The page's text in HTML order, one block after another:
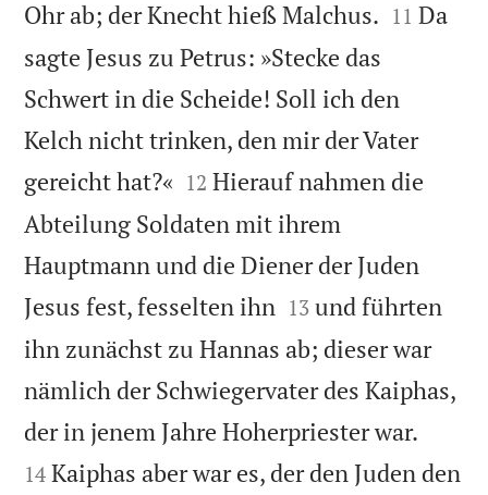
Ohr ab; der Knecht hieß Malchus. 

11 Da
sagte Jesus zu Petrus: »Stecke das
Schwert in die Scheide! Soll ich den
Kelch nicht trinken, den mir der Vater
gereicht hat?« 

12 Hierauf nahmen die
Abteilung Soldaten mit ihrem
Hauptmann und die Diener der Juden
Jesus fest, fesselten ihn 

13 und führten
ihn zunächst zu Hannas ab; dieser war
nämlich der Schwiegervater des Kaiphas,
der in jenem Jahre Hoherpriester war.
14 Kaiphas aber war es, der den Juden den